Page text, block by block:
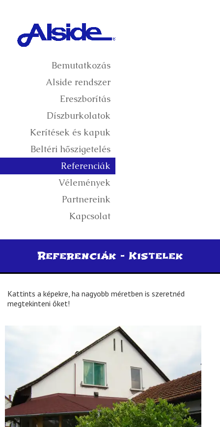
Bemutatkozás
Alside rendszer
Ereszborítás
Díszburkolatok
Kerítések és kapuk
Beltéri hőszigetelés
Referenciák
Vélemények
Partnereink
Kapcsolat
Referenciák - Kistelek
Kattints a képekre, ha nagyobb méretben is szeretnéd
megtekinteni őket!